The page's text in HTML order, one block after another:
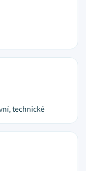
technické